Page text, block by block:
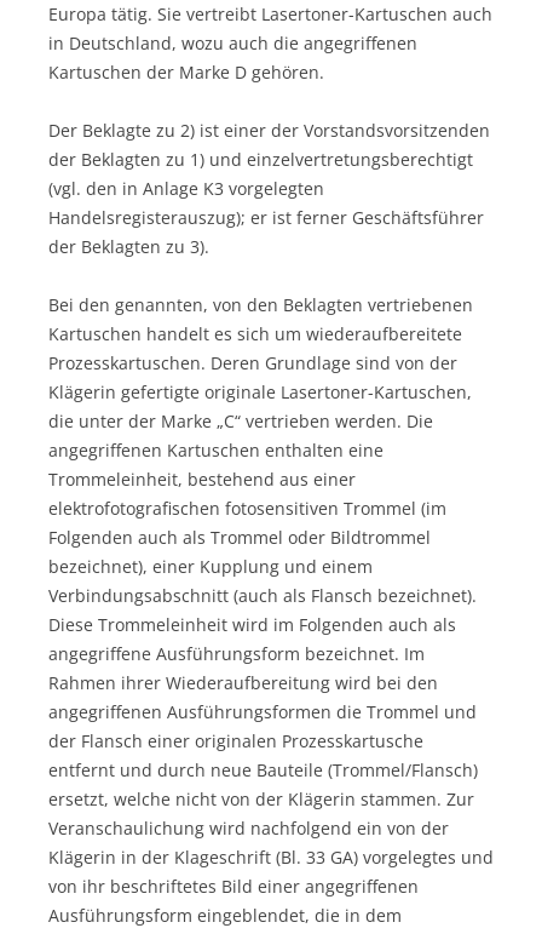
Europa tätig. Sie vertreibt Lasertoner-Kartuschen auch
in Deutschland, wozu auch die angegriffenen
Kartuschen der Marke D gehören.
Der Beklagte zu 2) ist einer der Vorstandsvorsitzenden
der Beklagten zu 1) und einzelvertretungsberechtigt
(vgl. den in Anlage K3 vorgelegten
Handelsregisterauszug); er ist ferner Geschäftsführer
der Beklagten zu 3).
Bei den genannten, von den Beklagten vertriebenen
Kartuschen handelt es sich um wiederaufbereitete
Prozesskartuschen. Deren Grundlage sind von der
Klägerin gefertigte originale Lasertoner-Kartuschen,
die unter der Marke „C“ vertrieben werden. Die
angegriffenen Kartuschen enthalten eine
Trommeleinheit, bestehend aus einer
elektrofotografischen fotosensitiven Trommel (im
Folgenden auch als Trommel oder Bildtrommel
bezeichnet), einer Kupplung und einem
Verbindungsabschnitt (auch als Flansch bezeichnet).
Diese Trommeleinheit wird im Folgenden auch als
angegriffene Ausführungsform bezeichnet. Im
Rahmen ihrer Wiederaufbereitung wird bei den
angegriffenen Ausführungsformen die Trommel und
der Flansch einer originalen Prozesskartusche
entfernt und durch neue Bauteile (Trommel/Flansch)
ersetzt, welche nicht von der Klägerin stammen. Zur
Veranschaulichung wird nachfolgend ein von der
Klägerin in der Klageschrift (Bl. 33 GA) vorgelegtes und
von ihr beschriftetes Bild einer angegriffenen
Ausführungsform eingeblendet, die in dem